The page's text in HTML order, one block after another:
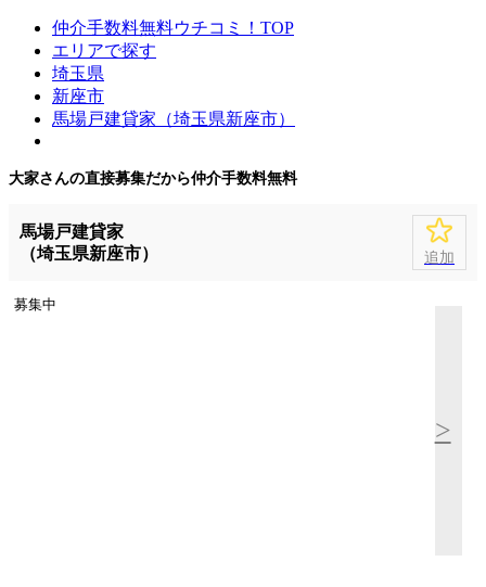
仲介手数料無料ウチコミ！TOP
エリアで探す
埼玉県
新座市
馬場戸建貸家（埼玉県新座市）
大家さんの直接募集だから仲介手数料無料
馬場戸建貸家
（埼玉県新座市）
追加
募集中
>